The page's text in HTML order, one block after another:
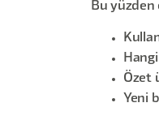
Bu yüzden
Özet
Yeni